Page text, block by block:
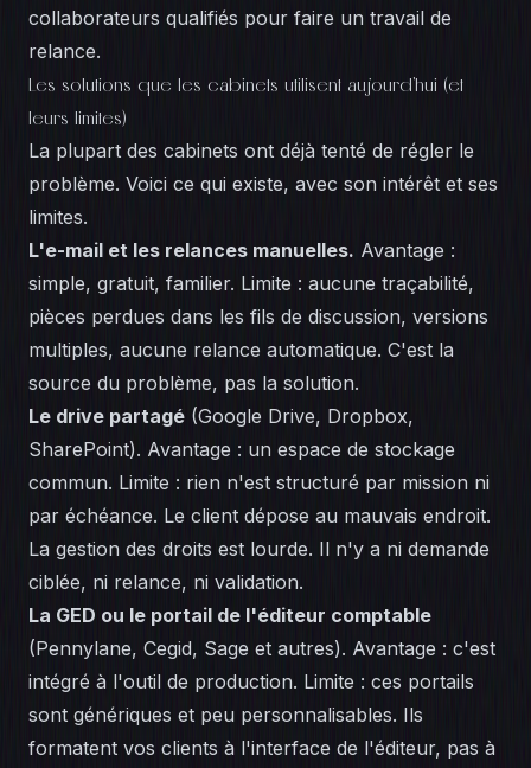
collaborateurs qualifiés pour faire un travail de
relance.
Les solutions que les cabinets utilisent aujourd'hui (et
leurs limites)
La plupart des cabinets ont déjà tenté de régler le
problème. Voici ce qui existe, avec son intérêt et ses
limites.
L'e-mail et les relances manuelles. Avantage :
simple, gratuit, familier. Limite : aucune traçabilité,
pièces perdues dans les fils de discussion, versions
multiples, aucune relance automatique. C'est la
source du problème, pas la solution.
Le drive partagé (Google Drive, Dropbox,
SharePoint). Avantage : un espace de stockage
commun. Limite : rien n'est structuré par mission ni
par échéance. Le client dépose au mauvais endroit.
La gestion des droits est lourde. Il n'y a ni demande
ciblée, ni relance, ni validation.
La GED ou le portail de l'éditeur comptable
(Pennylane, Cegid, Sage et autres). Avantage : c'est
intégré à l'outil de production. Limite : ces portails
sont génériques et peu personnalisables. Ils
formatent vos clients à l'interface de l'éditeur, pas à